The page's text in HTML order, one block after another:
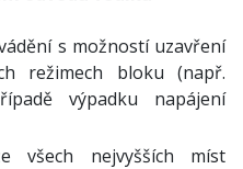
s možností uzavření
režimech bloku (např.
výpadku napájení
všech nejvyšších míst